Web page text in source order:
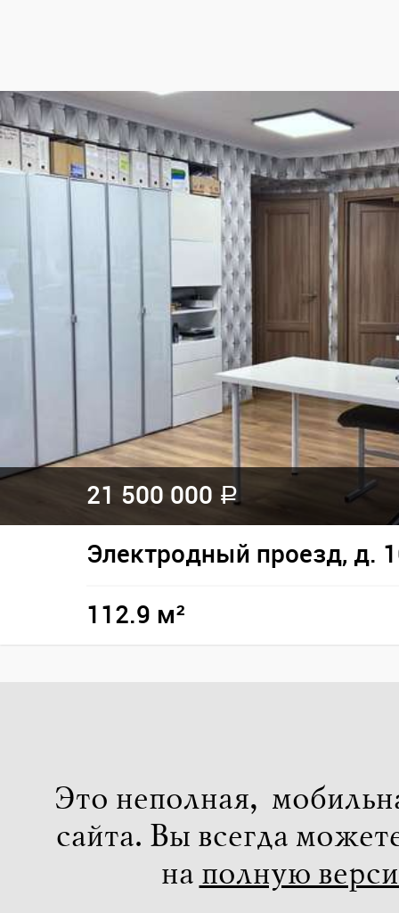
21 500 000 a
Электродный проезд, д.
112.9 м²
Это неполная,
сайта. Вы всегда
на полную